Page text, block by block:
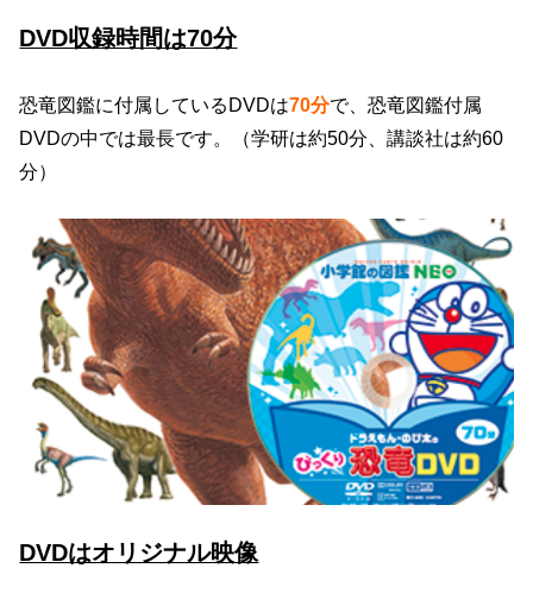
DVD収録時間は70分
恐竜図鑑に付属しているDVDは70分で、恐竜図鑑付属
DVDの中では最長です。（学研は約50分、講談社は約60
分）
DVDはオリジナル映像